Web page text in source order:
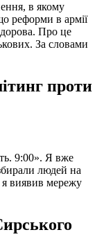
в якому
реформи в армії
Про це
За словами
проти
9:00». Я вже
людей на
виявив мережу